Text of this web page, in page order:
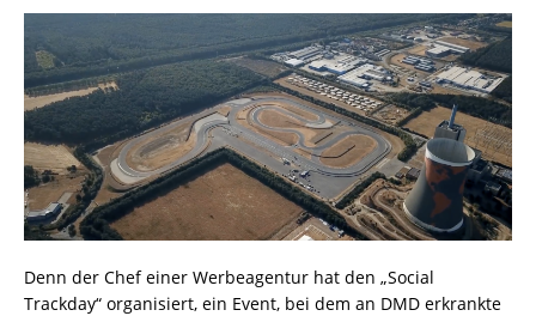
Denn der Chef einer Werbeagentur hat den „Social
Trackday“ organisiert, ein Event, bei dem an DMD erkrankte